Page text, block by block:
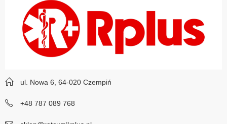
ul. Nowa 6, 64-020 Czempiń
+48 787 089 768